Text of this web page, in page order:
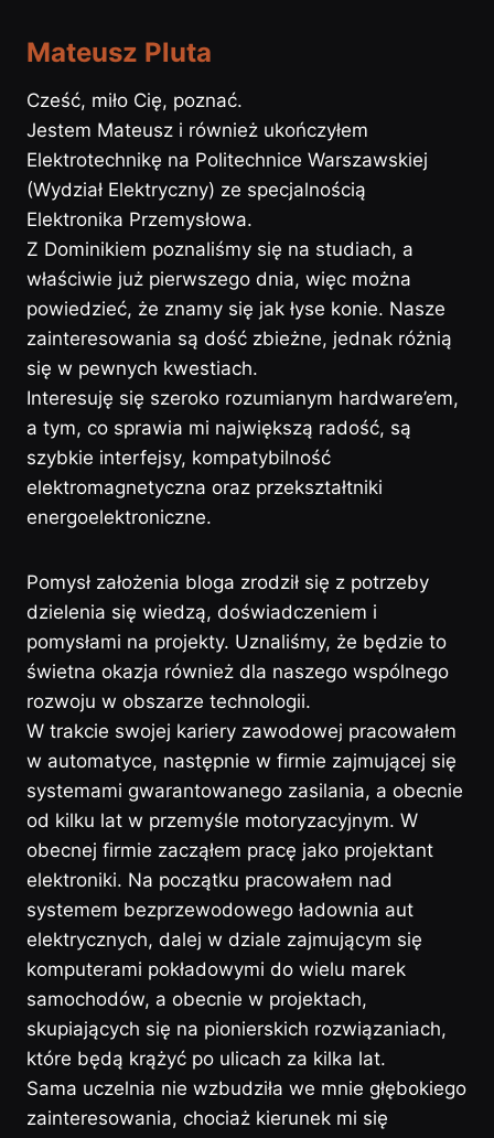
Mateusz Pluta
Cześć, miło Cię, poznać.
Jestem Mateusz i również ukończyłem
Elektrotechnikę na Politechnice Warszawskiej
(Wydział Elektryczny) ze specjalnością
Elektronika Przemysłowa.
Z Dominikiem poznaliśmy się na studiach, a
właściwie już pierwszego dnia, więc można
powiedzieć, że znamy się jak łyse konie. Nasze
zainteresowania są dość zbieżne, jednak różnią
się w pewnych kwestiach.
Interesuję się szeroko rozumianym hardware’em,
a tym, co sprawia mi największą radość, są
szybkie interfejsy, kompatybilność
elektromagnetyczna oraz przekształtniki
energoelektroniczne.
Pomysł założenia bloga zrodził się z potrzeby
dzielenia się wiedzą, doświadczeniem i
pomysłami na projekty. Uznaliśmy, że będzie to
świetna okazja również dla naszego wspólnego
rozwoju w obszarze technologii.
W trakcie swojej kariery zawodowej pracowałem
w automatyce, następnie w firmie zajmującej się
systemami gwarantowanego zasilania, a obecnie
od kilku lat w przemyśle motoryzacyjnym. W
obecnej firmie zacząłem pracę jako projektant
elektroniki. Na początku pracowałem nad
systemem bezprzewodowego ładownia aut
elektrycznych, dalej w dziale zajmującym się
komputerami pokładowymi do wielu marek
samochodów, a obecnie w projektach,
skupiających się na pionierskich rozwiązaniach,
które będą krążyć po ulicach za kilka lat.
Sama uczelnia nie wzbudziła we mnie głębokiego
zainteresowania, chociaż kierunek mi się